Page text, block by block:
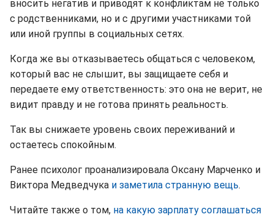
вносить негатив и приводят к конфликтам не только
с родственниками, но и с другими участниками той
или иной группы в социальных сетях.
Когда же вы отказываетесь общаться с человеком,
который вас не слышит, вы защищаете себя и
передаете ему ответственность: это она не верит, не
видит правду и не готова принять реальность.
Так вы снижаете уровень своих переживаний и
остаетесь спокойным.
Ранее психолог проанализировала Оксану Марченко и
Виктора Медведчука и заметила странную вещь.
Читайте также о том, на какую зарплату соглашаться